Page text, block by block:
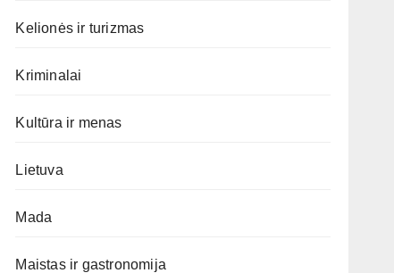
Kelionės ir turizmas
Kriminalai
Kultūra ir menas
Lietuva
Mada
Maistas ir gastronomija